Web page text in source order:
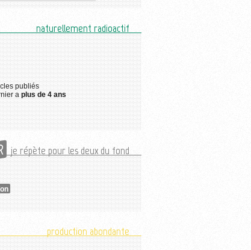
naturellement radioactif
publiés
a plus de 4 ans
je répète pour les deux du fond
production abondante